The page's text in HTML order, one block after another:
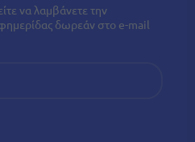
να λαμβάνετε την
δωρεάν στο e-mail